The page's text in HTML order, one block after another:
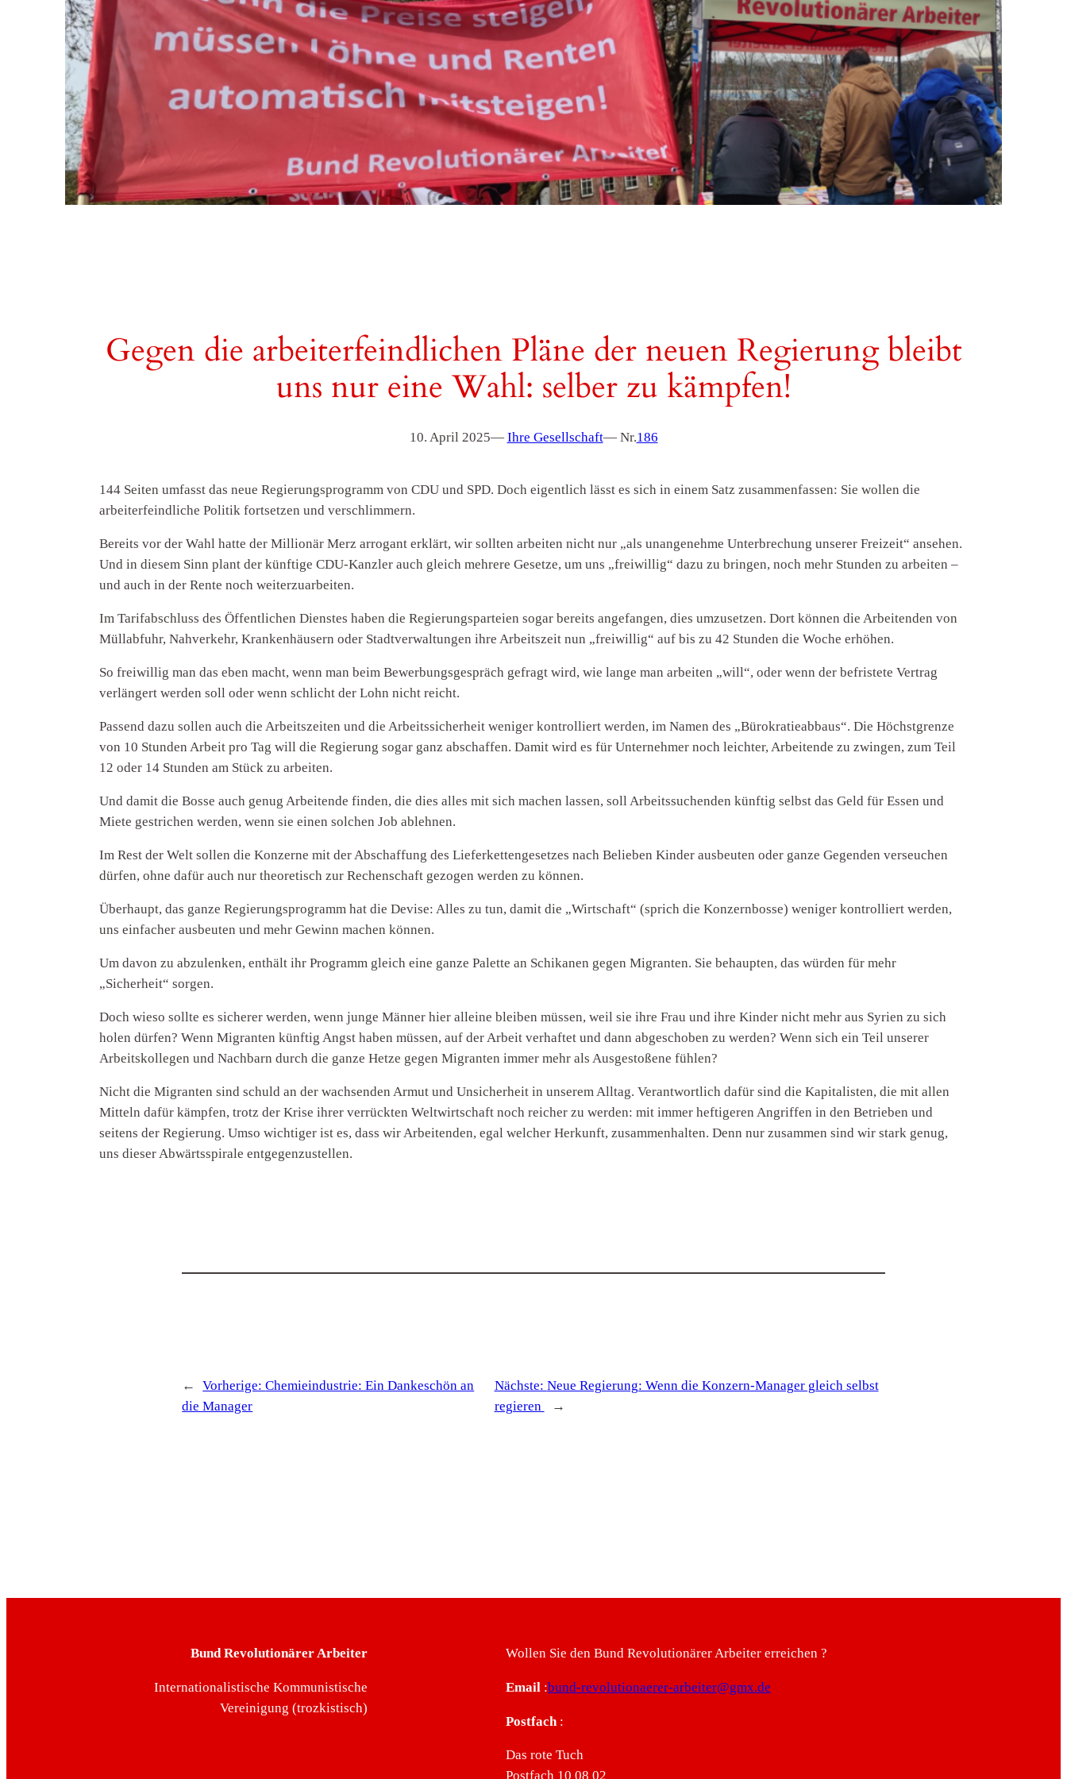
Gegen die arbeiterfeindlichen Pläne der neuen Regierung bleibt
uns nur eine Wahl: selber zu kämpfen!
10. April 2025— Ihre Gesellschaft— Nr.186
144 Seiten umfasst das neue Regierungsprogramm von CDU und SPD. Doch eigentlich lässt es sich in einem Satz zusammenfassen: Sie wollen die
arbeiterfeindliche Politik fortsetzen und verschlimmern.
Bereits vor der Wahl hatte der Millionär Merz arrogant erklärt, wir sollten arbeiten nicht nur „als unangenehme Unterbrechung unserer Freizeit“ ansehen.
Und in diesem Sinn plant der künftige CDU-Kanzler auch gleich mehrere Gesetze, um uns „freiwillig“ dazu zu bringen, noch mehr Stunden zu arbeiten –
und auch in der Rente noch weiterzuarbeiten.
Im Tarifabschluss des Öffentlichen Dienstes haben die Regierungsparteien sogar bereits angefangen, dies umzusetzen. Dort können die Arbeitenden von
Müllabfuhr, Nahverkehr, Krankenhäusern oder Stadtverwaltungen ihre Arbeitszeit nun „freiwillig“ auf bis zu 42 Stunden die Woche erhöhen.
So freiwillig man das eben macht, wenn man beim Bewerbungsgespräch gefragt wird, wie lange man arbeiten „will“, oder wenn der befristete Vertrag
verlängert werden soll oder wenn schlicht der Lohn nicht reicht.
Passend dazu sollen auch die Arbeitszeiten und die Arbeitssicherheit weniger kontrolliert werden, im Namen des „Bürokratieabbaus“. Die Höchstgrenze
von 10 Stunden Arbeit pro Tag will die Regierung sogar ganz abschaffen. Damit wird es für Unternehmer noch leichter, Arbeitende zu zwingen, zum Teil
12 oder 14 Stunden am Stück zu arbeiten.
Und damit die Bosse auch genug Arbeitende finden, die dies alles mit sich machen lassen, soll Arbeitssuchenden künftig selbst das Geld für Essen und
Miete gestrichen werden, wenn sie einen solchen Job ablehnen.
Im Rest der Welt sollen die Konzerne mit der Abschaffung des Lieferkettengesetzes nach Belieben Kinder ausbeuten oder ganze Gegenden verseuchen
dürfen, ohne dafür auch nur theoretisch zur Rechenschaft gezogen werden zu können.
Überhaupt, das ganze Regierungsprogramm hat die Devise: Alles zu tun, damit die „Wirtschaft“ (sprich die Konzernbosse) weniger kontrolliert werden,
uns einfacher ausbeuten und mehr Gewinn machen können.
Um davon zu abzulenken, enthält ihr Programm gleich eine ganze Palette an Schikanen gegen Migranten. Sie behaupten, das würden für mehr
„Sicherheit“ sorgen.
Doch wieso sollte es sicherer werden, wenn junge Männer hier alleine bleiben müssen, weil sie ihre Frau und ihre Kinder nicht mehr aus Syrien zu sich
holen dürfen? Wenn Migranten künftig Angst haben müssen, auf der Arbeit verhaftet und dann abgeschoben zu werden? Wenn sich ein Teil unserer
Arbeitskollegen und Nachbarn durch die ganze Hetze gegen Migranten immer mehr als Ausgestoßene fühlen?
Nicht die Migranten sind schuld an der wachsenden Armut und Unsicherheit in unserem Alltag. Verantwortlich dafür sind die Kapitalisten, die mit allen
Mitteln dafür kämpfen, trotz der Krise ihrer verrückten Weltwirtschaft noch reicher zu werden: mit immer heftigeren Angriffen in den Betrieben und
seitens der Regierung. Umso wichtiger ist es, dass wir Arbeitenden, egal welcher Herkunft, zusammenhalten. Denn nur zusammen sind wir stark genug,
uns dieser Abwärtsspirale entgegenzustellen.
← Vorherige:Chemieindustrie: Ein Dankeschön an
die Manager
Nächste: Neue Regierung: Wenn die Konzern-Manager gleich selbst
regieren
→
Bund Revolutionärer Arbeiter
Internationalistische Kommunistische
Vereinigung (trozkistisch)
Wollen Sie den Bund Revolutionärer Arbeiter erreichen ?
Email:bund-revolutionaerer-arbeiter@gmx.de
Postfach:
Das rote Tuch
Postfach 10 08 02